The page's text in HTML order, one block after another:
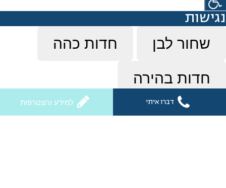
דברו איתי למידע והצטרפות
נגישות
שחור לבן חדות כהה
חדות בהירה
הפסק הבהובים